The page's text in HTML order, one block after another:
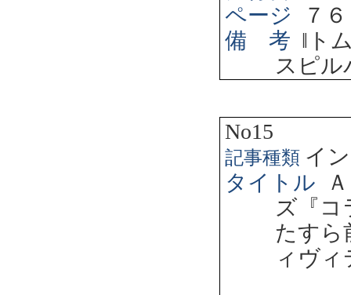
ページ
７
備 考 ‖ ト
スピル
No15
記事種類 イ
タイトル
ズ『
たすら
ィヴ